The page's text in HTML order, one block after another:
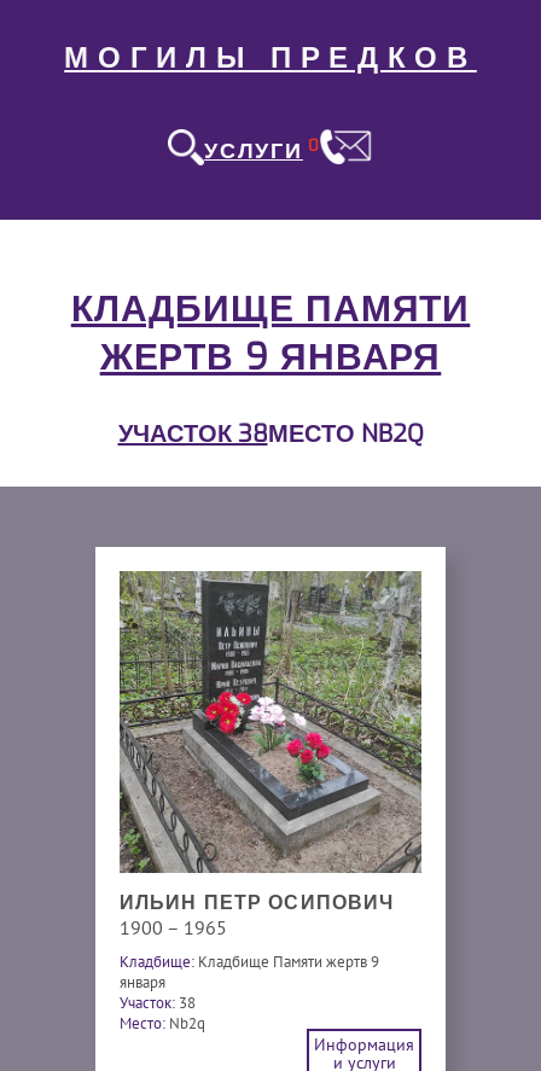
МОГИЛЫ ПРЕДКОВ
УСЛУГИ 0
КЛАДБИЩЕ ПАМЯТИ
ЖЕРТВ 9 ЯНВАРЯ
УЧАСТОК 38МЕСТО NB2Q
ИЛЬИН ПЕТР ОСИПОВИЧ
1900 – 1965
Кладбище: Кладбище Памяти жертв 9
января
Участок: 38
Место: Nb2q
Информация
и услуги